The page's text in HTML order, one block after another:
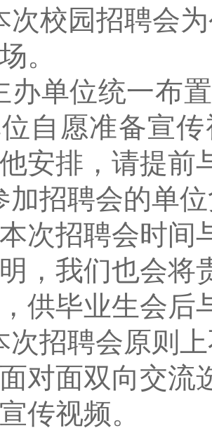
次校园招聘会
。
办单位统一布
自愿准备宣
安排， 请提前
加招聘会的单
次招聘会时间
，我们也会将
供毕业生会后
次招聘会原则
对面双向交流
传视频。